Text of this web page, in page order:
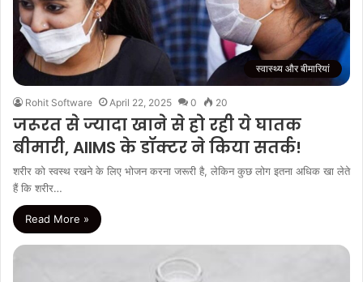
स्वास्थ्य और बीमारियां
Rohit Software April 22, 2025 0 20
जरूरत से ज्यादा खाने से हो रही ये घातक
बीमारी, AIIMS के डॉक्टर ने किया सतर्क!
शरीर को स्वस्थ रखने के लिए भोजन करना जरूरी है, लेकिन कुछ लोग इतना अधिक खा लेते
हैं कि शरीर…
Read More »